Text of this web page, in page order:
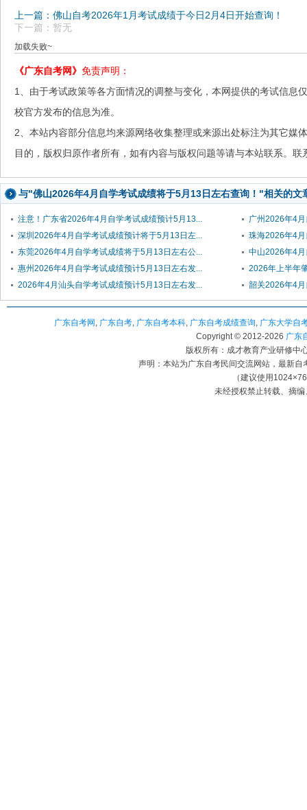
上一篇：佛山自考2026年1月考试成绩于今日2月4日开始查询！
下一篇：暂无
加载失败~
《广东自考网》 免责声明：
1、由于考试政策等各方面情况的调整与变化，本网提供的考试信息
校官方发布的信息为准。
2、本站内容部分信息均来源网络收集整理或来源出处标注为其它媒
目的，版权归原作者所有，如有内容与版权问题等请与本站联系。
与"佛山2026年4月自学考试成绩将于5月13日左右查询！"相关的文
注意！广东省2026年4月自学考试成绩预计5月13...
广州2026年4
深圳2026年4月自学考试成绩预计将于5月13日左...
珠海2026年4
东莞2026年4月自学考试成绩将于5月13日左右公...
中山2026年4
惠州2026年4月自学考试成绩预计5月13日左右发...
2026年上半年
2026年4月汕头自学考试成绩预计5月13日左右发...
韶关2026年4
广东自考网 , 广东自考, 广东自考本科, 广东自考成绩查询, 广东大学自
Copyright © 2012-2026 广东
版权所有：成才教育产业研修中
声明：本站为广东自考民间交流网站，最新
（建议使用
未经授权禁止转载、摘